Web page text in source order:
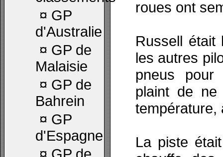
¤ GP
d'Australie
¤ GP de
Malaisie
¤ GP de
Bahrein
¤ GP
d'Espagne
roues ont
Russell était
les autres
pneus pour
plaint de
température,
La piste